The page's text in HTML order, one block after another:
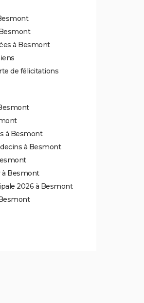
à Besmont
de félicitations
à Besmont
à Besmont
Besmont
2026 à Besmont